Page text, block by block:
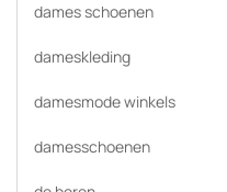
dames schoenen
dameskleding
damesmode winkels
damesschoenen